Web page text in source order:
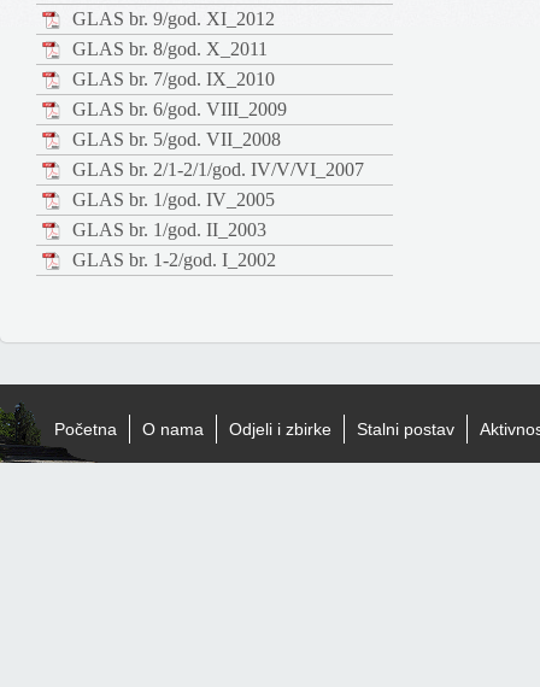
GLAS br. 9/god. XI_2012
GLAS br. 8/god. X_2011
GLAS br. 7/god. IX_2010
GLAS br. 6/god. VIII_2009
GLAS br. 5/god. VII_2008
GLAS br. 2/1-2/1/god. IV/V/VI_2007
GLAS br. 1/god. IV_2005
GLAS br. 1/god. II_2003
GLAS br. 1-2/god. I_2002
Početna O nama Odjeli i zbirke Stalni postav